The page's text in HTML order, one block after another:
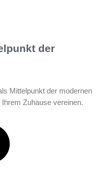
der
Mittelpunkt der modernen
Zuhause vereinen.